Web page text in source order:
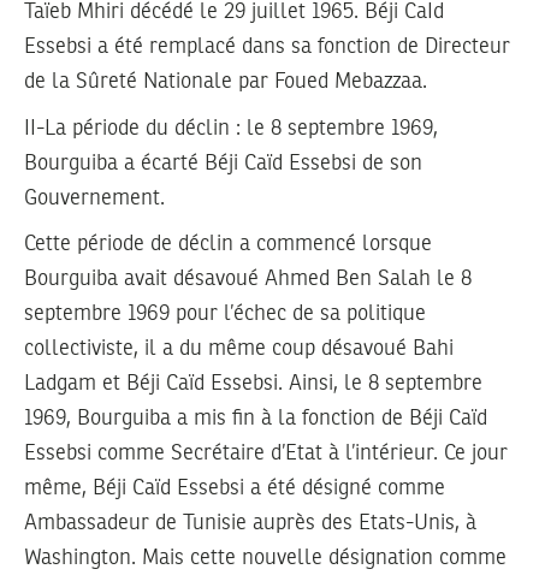
Taïeb Mhiri décédé le 29 juillet 1965. Béji CaId
Essebsi a été remplacé dans sa fonction de Directeur
de la Sûreté Nationale par Foued Mebazzaa.
II-La période du déclin : le 8 septembre 1969,
Bourguiba a écarté Béji Caïd Essebsi de son
Gouvernement.
Cette période de déclin a commencé lorsque
Bourguiba avait désavoué Ahmed Ben Salah le 8
septembre 1969 pour l’échec de sa politique
collectiviste, il a du même coup désavoué Bahi
Ladgam et Béji Caïd Essebsi. Ainsi, le 8 septembre
1969, Bourguiba a mis fin à la fonction de Béji Caïd
Essebsi comme Secrétaire d’Etat à l’intérieur. Ce jour
même, Béji Caïd Essebsi a été désigné comme
Ambassadeur de Tunisie auprès des Etats-Unis, à
Washington. Mais cette nouvelle désignation comme